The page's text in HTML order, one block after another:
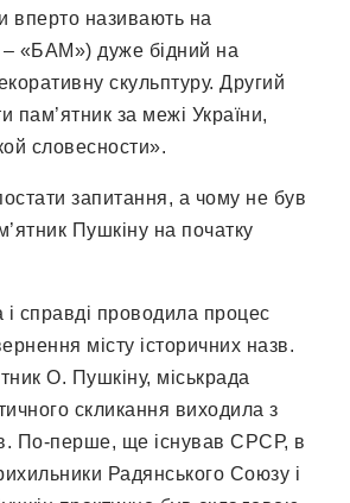
вперто називають на
– «БАМ») дуже бідний на
скульптуру. Другий
пам’ятник за межі України,
словесности».
запитання, а чому не був
Пушкіну на початку
і справді проводила процес
місту історичних назв.
О. Пушкіну, міськрада
скликання виходила з
По-перше, ще існував СРСР, в
Радянського Союзу і